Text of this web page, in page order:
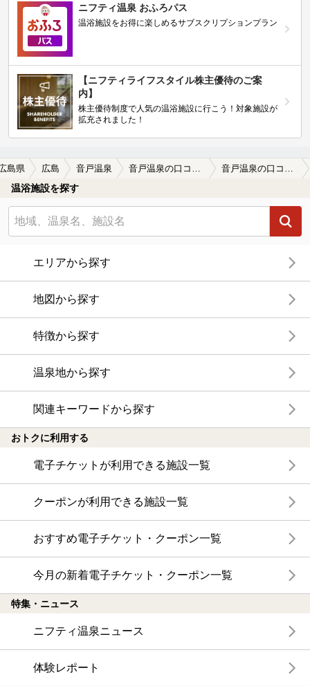
ニフティ温泉 おふろパス
温浴施設をお得に楽しめるサブスクリプションプラン
【ニフティライフスタイル株主優待のご案
内】
株主優待制度で人気の温浴施設に行こう！対象施設が
拡充されました！
島県 広島 音戸温泉
温浴施設を探す
エリアから探す
地図から探す
特徴から探す
温泉地から探す
関連キーワードから探す
おトクに利用する
電子チケットが利用できる施設一覧
クーポンが利用できる施設一覧
おすすめ電子チケット・クーポン一覧
今月の新着電子チケット・クーポン一覧
特集・ニュース
ニフティ温泉ニュース
体験レポート